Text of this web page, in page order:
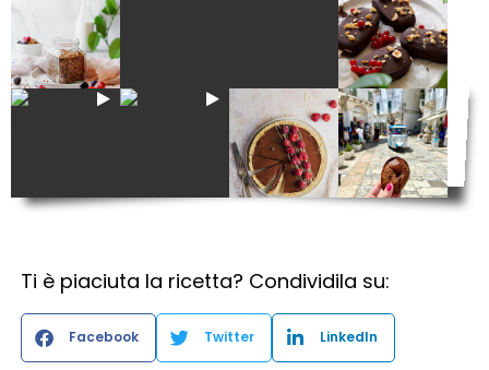
Ti è piaciuta la ricetta? Condividila su:
Facebook Twitter LinkedIn